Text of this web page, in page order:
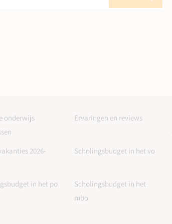
onderwijs
Ervaringen en reviews
2026-
Scholingsbudget in het vo
in het po
Scholingsbudget in het
mbo